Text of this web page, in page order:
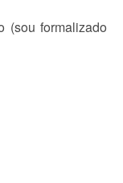
(sou formalizado